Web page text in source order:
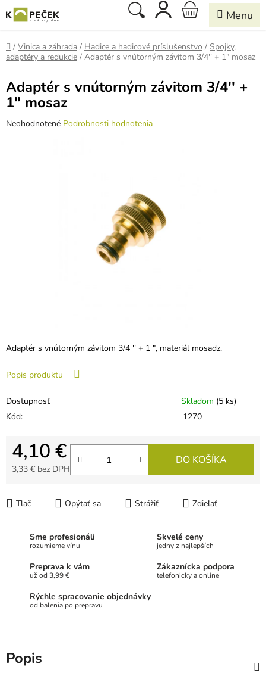
na
obsah
Hľadať
NÁKUPNÝ
KOŠÍK
Domov
/ Vinica a záhrada / Hadice a hadicové príslušenstvo / Spojky,
adaptéry a redukcie / Adaptér s vnútorným závitom 3/4'' + 1" mosaz
Adaptér s vnútorným závitom 3/4 '' + 1 ", materiál mosadz.
Popis produktu
Dostupnosť Skladom (5 ks)
Kód:
1270
4,10 €
3,33 € bez DPH
DO KOŠÍKA
Tlač Opýtať sa Strážiť Zdieľať
Adaptér s vnútorným závitom 3/4'' +
1" mosaz
Priemerné
Neohodnotené Podrobnosti hodnotenia
Sme profesionáli
rozumieme vínu
Skvelé ceny
jedny z najlepších
Preprava k vám
už od 3,99 €
Zákaznícka podpora
telefonicky a online
Rýchle spracovanie objednávky
od balenia po prepravu
Popis